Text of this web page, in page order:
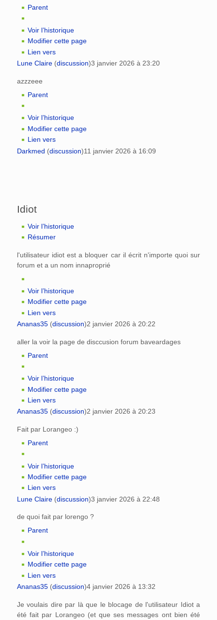
Parent
Voir l’historique
Modifier cette page
Lien vers
Lune Claire (discussion)3 janvier 2026 à 23:20
azzzeee
Parent
Voir l’historique
Modifier cette page
Lien vers
Darkmed (discussion)11 janvier 2026 à 16:09
Idiot
Voir l’historique
Résumer
l'utilisateur idiot est a bloquer car il écrit n'importe quoi sur
forum et a un nom innaproprié
Voir l’historique
Modifier cette page
Lien vers
Ananas35 (discussion)2 janvier 2026 à 20:22
aller la voir la page de disccusion forum baveardages
Parent
Voir l’historique
Modifier cette page
Lien vers
Ananas35 (discussion)2 janvier 2026 à 20:23
Fait par Lorangeo :)
Parent
Voir l’historique
Modifier cette page
Lien vers
Lune Claire (discussion)3 janvier 2026 à 22:48
de quoi fait par lorengo ?
Parent
Voir l’historique
Modifier cette page
Lien vers
Ananas35 (discussion)4 janvier 2026 à 13:32
Je voulais dire par là que le blocage de l'utilisateur Idiot a
été fait par Lorangeo (et que ses messages ont bien été